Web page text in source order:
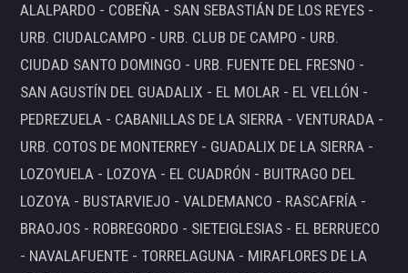
ALALPARDO - COBEÑA - SAN SEBASTIÁN DE LOS REYES -
URB. CIUDALCAMPO - URB. CLUB DE CAMPO - URB.
CIUDAD SANTO DOMINGO - URB. FUENTE DEL FRESNO -
SAN AGUSTÍN DEL GUADALIX - EL MOLAR - EL VELLÓN -
PEDREZUELA - CABANILLAS DE LA SIERRA - VENTURADA -
URB. COTOS DE MONTERREY - GUADALIX DE LA SIERRA -
LOZOYUELA - LOZOYA - EL CUADRÓN - BUITRAGO DEL
LOZOYA - BUSTARVIEJO - VALDEMANCO - RASCAFRÍA -
BRAOJOS - ROBREGORDO - SIETEIGLESIAS - EL BERRUECO
- NAVALAFUENTE - TORRELAGUNA - MIRAFLORES DE LA